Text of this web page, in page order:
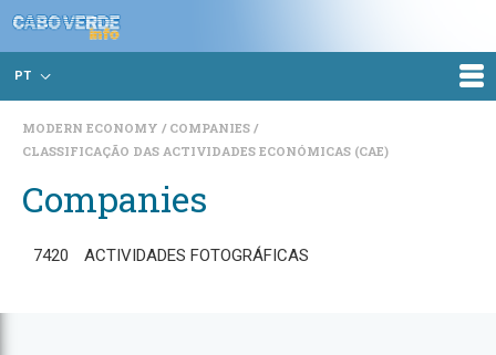
PT
MODERN ECONOMY
COMPANIES
CLASSIFICAÇÃO DAS ACTIVIDADES ECONÓMICAS (CAE)
Companies
7420 ACTIVIDADES FOTOGRÁFICAS